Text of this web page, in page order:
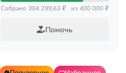
Собрано 304 299,63 ₽ из 400 000 ₽
Помочь